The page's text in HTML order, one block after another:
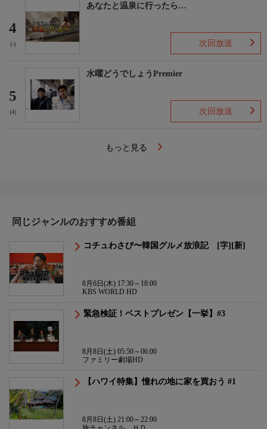
4
(-)
あなたと温泉に行ったら…
次回放送
5
(4)
水曜どうでしょうPremier
次回放送
もっと見る
同じジャンルのおすすめ番組
コチュわさび〜韓国グルメ放浪記 [字][新]
8月6日(木) 17:30～18:00
KBS WORLD HD
緊急検証！ベストプレゼン【一挙】#3
8月8日(土) 05:50～06:00
ファミリー劇場HD
【ハワイ特集】憧れの地に家を買おう #1
8月8日(土) 21:00～22:00